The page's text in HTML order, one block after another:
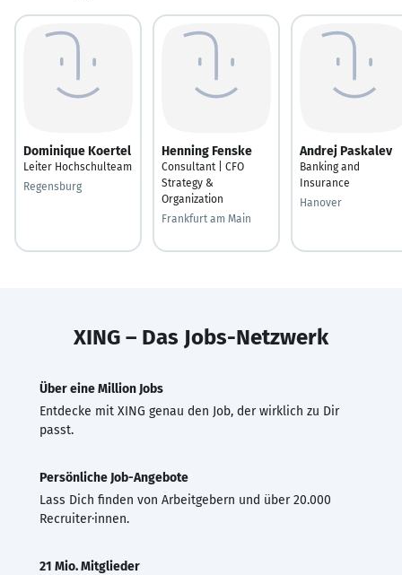
Dominique Koertel
Leiter Hochschulteam
Regensburg
Henning Fenske
Consultant | CFO
Strategy &
Organization
Frankfurt am Main
Andrej Paskalev
Banking and
Insurance
Hanover
XING – Das Jobs-Netzwerk
Über eine Million Jobs
Entdecke mit XING genau den Job, der wirklich zu Dir
passt.
Persönliche Job-Angebote
Lass Dich finden von Arbeitgebern und über 20.000
Recruiter·innen.
21 Mio. Mitglieder